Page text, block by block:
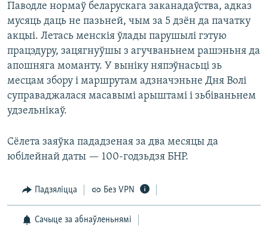
Паводле нормаў беларускага заканадаўства, адказ
мусяць даць не пазьней, чым за 5 дзён да пачатку
акцыі. Летась менскія ўлады парушылі гэтую
працэдуру, зацягнуўшы з агучваньнем рашэньня да
апошняга моманту. У выніку няпэўнасьці зь
месцам збору і маршрутам адзначэньне Дня Волі
суправаджалася масавымі арыштамі і зьбіваньнем
удзельнікаў.
Сёлета заяўка пададзеная за два месяцы да
юбілейнай даты — 100-годзьдзя БНР.
Падзяліцца Без VPN
Сачыце за абнаўленьнямі